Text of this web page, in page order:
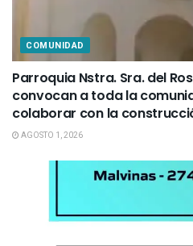
COMUNIDAD
Parroquia Nstra. Sra. del
convocan a toda la
colaborar con la
AGOSTO 1, 2026